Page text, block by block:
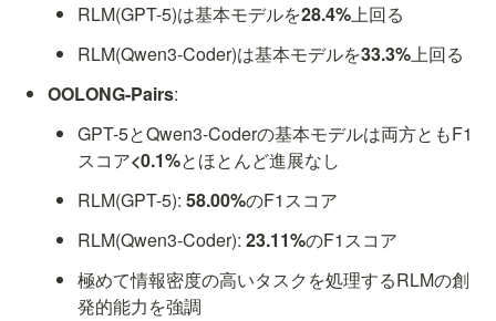
RLM(GPT-5)は基本モデルを28.4%上回る
RLM(Qwen3-Coder)は基本モデルを33.3%上回る
OOLONG-Pairs:
GPT-5とQwen3-Coderの基本モデルは両方ともF1
スコア<0.1%とほとんど進展なし
RLM(GPT-5): 58.00%のF1スコア
RLM(Qwen3-Coder): 23.11%のF1スコア
極めて情報密度の高いタスクを処理するRLMの創
発的能力を強調